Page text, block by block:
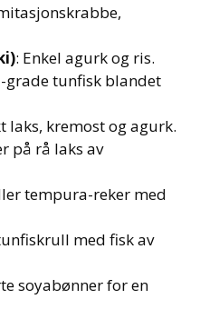
: Enkel agurk og ris.
grade tunfisk blandet
laks, kremost og agurk.
på rå laks av
tempura-reker med
med fisk av
soyabønner for en